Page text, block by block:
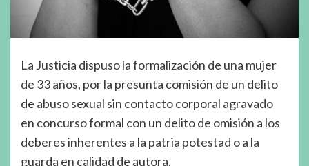
La Justicia dispuso la formalización de una mujer
de 33 años, por la presunta comisión de un delito
de abuso sexual sin contacto corporal agravado
en concurso formal con un delito de omisión a los
deberes inherentes a la patria potestad o a la
guarda en calidad de autora.